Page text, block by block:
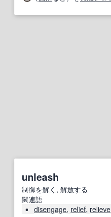
unleash
制御を解く , 解放する
関連語
disengage, relief, relieve